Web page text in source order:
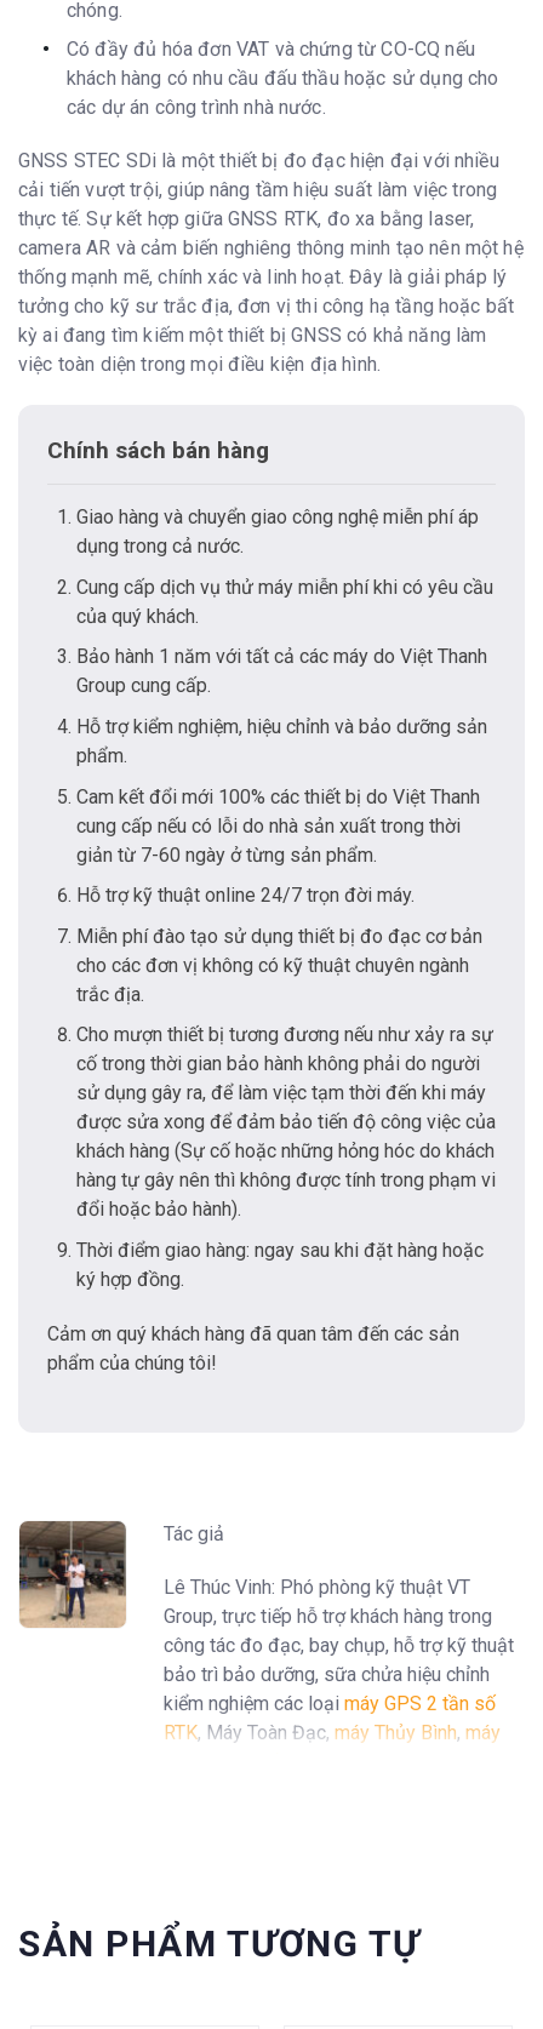
chóng.
Có đầy đủ hóa đơn VAT và chứng từ CO-CQ nếu
khách hàng có nhu cầu đấu thầu hoặc sử dụng cho
các dự án công trình nhà nước.
GNSS STEC SDi là một thiết bị đo đạc hiện đại với nhiều
cải tiến vượt trội, giúp nâng tầm hiệu suất làm việc trong
thực tế. Sự kết hợp giữa GNSS RTK, đo xa bằng laser,
camera AR và cảm biến nghiêng thông minh tạo nên một hệ
thống mạnh mẽ, chính xác và linh hoạt. Đây là giải pháp lý
tưởng cho kỹ sư trắc địa, đơn vị thi công hạ tầng hoặc bất
kỳ ai đang tìm kiếm một thiết bị GNSS có khả năng làm
việc toàn diện trong mọi điều kiện địa hình.
Chính sách bán hàng
Giao hàng và chuyển giao công nghệ miễn phí áp
dụng trong cả nước.
Cung cấp dịch vụ thử máy miễn phí khi có yêu cầu
của quý khách.
Bảo hành 1 năm với tất cả các máy do Việt Thanh
Group cung cấp.
Hỗ trợ kiểm nghiệm, hiệu chỉnh và bảo dưỡng sản
phẩm.
Cam kết đổi mới 100% các thiết bị do Việt Thanh
cung cấp nếu có lỗi do nhà sản xuất trong thời
giản từ 7-60 ngày ở từng sản phẩm.
Hỗ trợ kỹ thuật online 24/7 trọn đời máy.
Miễn phí đào tạo sử dụng thiết bị đo đạc cơ bản
cho các đơn vị không có kỹ thuật chuyên ngành
trắc địa.
Cho mượn thiết bị tương đương nếu như xảy ra sự
cố trong thời gian bảo hành không phải do người
sử dụng gây ra, để làm việc tạm thời đến khi máy
được sửa xong để đảm bảo tiến độ công việc của
khách hàng (Sự cố hoặc những hỏng hóc do khách
hàng tự gây nên thì không được tính trong phạm vi
đổi hoặc bảo hành).
Thời điểm giao hàng: ngay sau khi đặt hàng hoặc
ký hợp đồng.
Cảm ơn quý khách hàng đã quan tâm đến các sản
phẩm của chúng tôi!
Tác giả
Lê Thúc Vinh: Phó phòng kỹ thuật VT
Group, trực tiếp hỗ trợ khách hàng trong
công tác đo đạc, bay chụp, hỗ trợ kỹ thuật
bảo trì bảo dưỡng, sữa chửa hiệu chỉnh
kiểm nghiệm các loại máy GPS 2 tần số
RTK, Máy Toàn Đạc, máy Thủy Bình, máy
SẢN PHẨM TƯƠNG TỰ